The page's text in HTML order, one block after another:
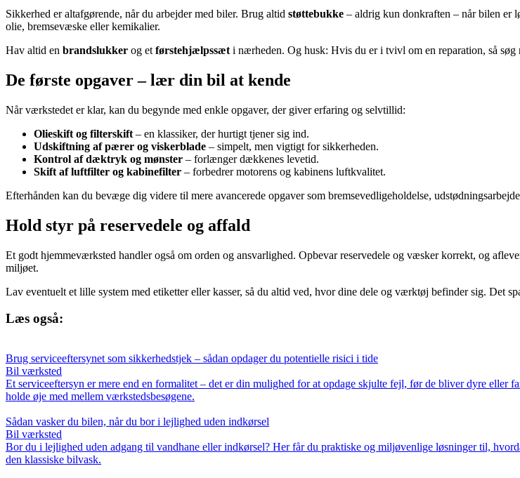
Sikkerhed er altafgørende, når du arbejder med biler. Brug altid støttebukke – aldrig kun donkraften – når bilen er
olie, bremsevæske eller kemikalier.
Hav altid en brandslukker og et førstehjælpssæt i nærheden. Og husk: Hvis du er i tvivl om en reparation, så
De første opgaver – lær din bil at kende
Når værkstedet er klar, kan du begynde med enkle opgaver, der giver erfaring og selvtillid:
Olieskift og filterskift – en klassiker, der hurtigt tjener sig ind.
Udskiftning af pærer og viskerblade – simpelt, men vigtigt for sikkerheden.
Kontrol af dæktryk og mønster – forlænger dækkenes levetid.
Skift af luftfilter og kabinefilter – forbedrer motorens og kabinens luftkvalitet.
Efterhånden kan du bevæge dig videre til mere avancerede opgaver som bremsevedligeholdelse,
Hold styr på reservedele og affald
Et godt hjemmeværksted handler også om orden og ansvarlighed. Opbevar reservedele og væsker korrekt, og
miljøet.
Lav eventuelt et lille system med etiketter eller kasser, så du altid ved, hvor dine dele og værktøj befinder sig. Det
Læs også:
Brug serviceeftersynet som sikkerhedstjek – sådan opdager du potentielle risici i tide
Bil værksted
Et serviceeftersyn er mere end en formalitet – det er din mulighed for at opdage skjulte fejl, før de bliver dyre
holde øje med mellem værkstedsbesøgene.
Sådan vasker du bilen, når du bor i lejlighed uden indkørsel
Bil værksted
Bor du i lejlighed uden adgang til vandhane eller indkørsel? Her får du praktiske og miljøvenlige løsninger til,
den klassiske bilvask.